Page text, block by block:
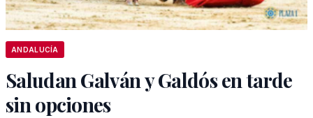
ANDALUCÍA
Saludan Galván y Galdós en tarde
sin opciones